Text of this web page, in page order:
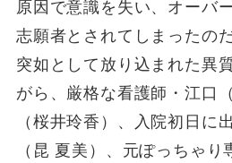
原因で意識を失い、オーバ
志願者とされてしまったのだ
突如として放り込まれた異
がら、厳格な看護師・江口
（桜井玲香）、入院初日に
（昆 夏美）、元ぽっちゃり